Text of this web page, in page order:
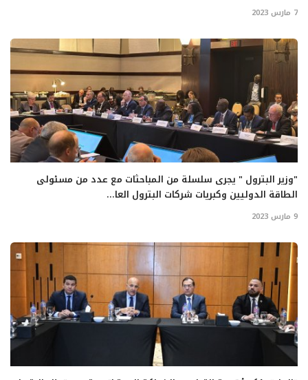
7 مارس 2023
"وزير البترول " يجرى سلسلة من المباحثات مع عدد من مسئولى
الطاقة الدوليين وكبريات شركات البترول العا...
9 مارس 2023